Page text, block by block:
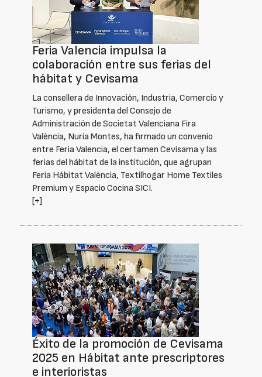
Feria Valencia impulsa la
colaboración entre sus ferias del
hábitat y Cevisama
La consellera de Innovación, Industria, Comercio y
Turismo, y presidenta del Consejo de
Administración de Societat Valenciana Fira
València, Nuria Montes, ha firmado un convenio
entre Feria Valencia, el certamen Cevisama y las
ferias del hábitat de la institución, que agrupan
Feria Hábitat València, Textilhogar Home Textiles
Premium y Espacio Cocina SICI.
[+]
Éxito de la promoción de Cevisama
2025 en Hábitat ante prescriptores
e interioristas